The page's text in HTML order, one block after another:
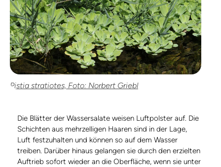
Pistia stratiotes, Foto: Norbert Griebl
Die Blätter der Wassersalate weisen Luftpolster auf. Die
Schichten aus mehrzelligen Haaren sind in der Lage,
Luft festzuhalten und können so auf dem Wasser
treiben. Darüber hinaus gelangen sie durch den erzielten
Auftrieb sofort wieder an die Oberfläche, wenn sie unter